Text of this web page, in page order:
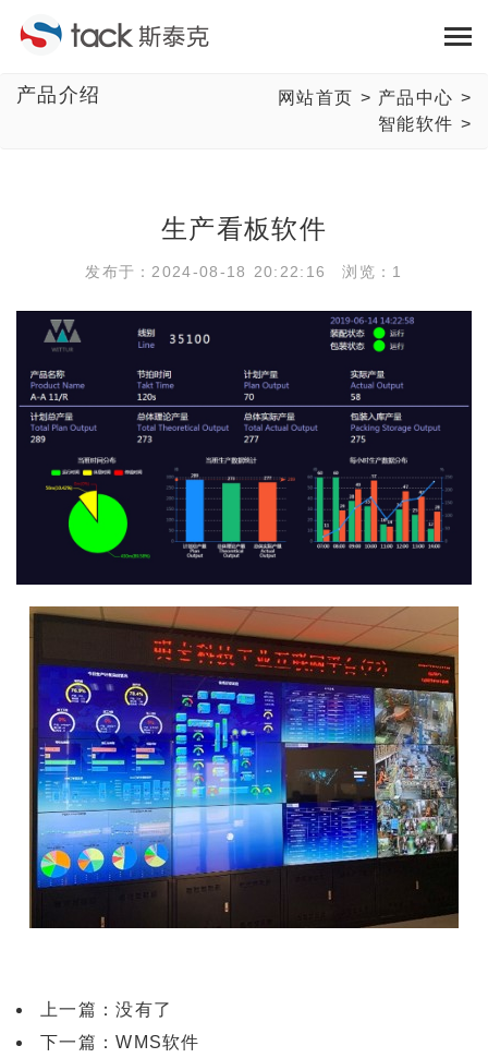
产品介绍 网站首页 > 产品中心 >
智能软件 >
生产看板软件
发布于：2024-08-18 20:22:16 浏览：1
上一篇：没有了
下一篇：WMS软件